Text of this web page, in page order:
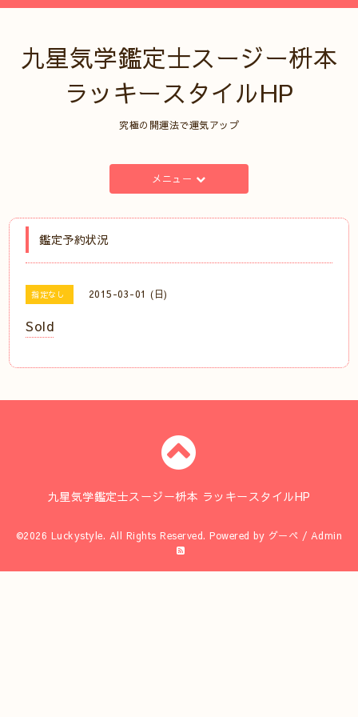
九星気学鑑定士スージー枡本
ラッキースタイルHP
究極の開運法で運気アップ
メニュー
鑑定予約状況
指定なし 2015-03-01 (日)
Sold
九星気学鑑定士スージー枡本 ラッキースタイルHP
©2026 Luckystyle. All Rights Reserved. Powered by グーペ / Admin